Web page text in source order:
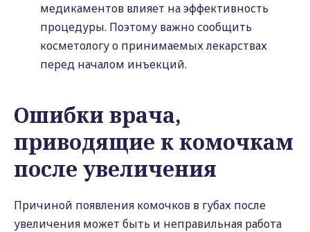
медикаментов влияет на эффективность
процедуры. Поэтому важно сообщить
косметологу о принимаемых лекарствах
перед началом инъекций.
Ошибки врача,
приводящие к комочкам
после увеличения
Причиной появления комочков в губах после
увеличения может быть и неправильная работа